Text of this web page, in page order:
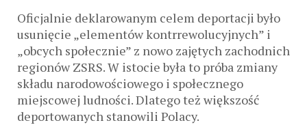
Oficjalnie deklarowanym celem deportacji było
usunięcie „elementów kontrrewolucyjnych” i
„obcych społecznie” z nowo zajętych zachodnich
regionów ZSRS. W istocie była to próba zmiany
składu narodowościowego i społecznego
miejscowej ludności. Dlatego też większość
deportowanych stanowili Polacy.